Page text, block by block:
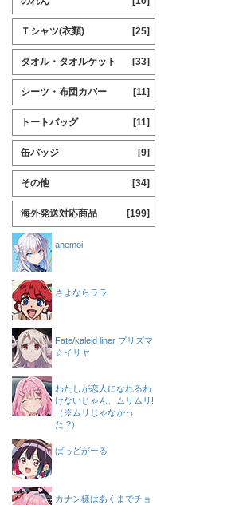
Ｔシャツ(衣類) [25]
タオル・タオルケット [33]
シーツ・布団カバー [11]
トートバッグ [11]
缶バッジ [9]
その他 [34]
海外発送対応商品 [199]
anemoi
さよならララ
Fate/kaleid liner プリズマ
☆イリヤ
わたしが恋人になれるわ
けないじゃん、ムリムリ!
（※ムリじゃなかっ
た!?）
ばっどがーる
カナン様はあくまでチョ